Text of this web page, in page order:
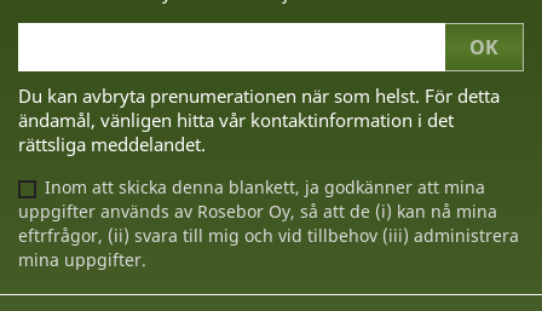
Du kan avbryta prenumerationen när som helst. För detta
ändamål, vänligen hitta vår kontaktinformation i det
rättsliga meddelandet.
Inom att skicka denna blankett, ja godkänner att mina
uppgifter används av Rosebor Oy, så att de (i) kan nå mina
eftrfrågor, (ii) svara till mig och vid tillbehov (iii) administrera
mina uppgifter.